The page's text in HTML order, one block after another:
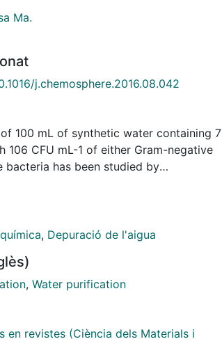
Ma.
j.chemosphere.2016.08.042
100 mL of synthetic water containing 7
106 CFU mL-1 of either Gram-negative
bacteria has been studied by
The electrolytic cell was a
and a stainless steel cathode and
at acidic and neutral pH, at 33
radicals, were efficiently produced in
oxidation at the BDD anode and
thus constituting a good
treatment. All the inactivation
by a logistic model, with no
, Depuració de l'aigua
, Water purification
en revistes (Ciència dels Materials i